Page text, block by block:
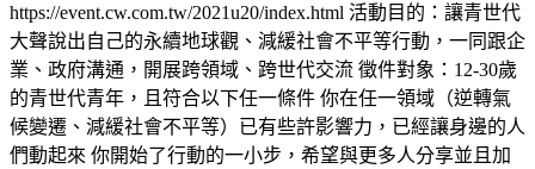
https://event.cw.com.tw/2021u20/index.html 活動目的：讓青世代
大聲說出自己的永續地球觀、減緩社會不平等行動，一同跟企
業、政府溝通，開展跨領域、跨世代交流 徵件對象：12-30歲
的青世代青年，且符合以下任一條件 你在任一領域（逆轉氣
候變遷、減緩社會不平等）已有些許影響力，已經讓身邊的人
們動起來 你開始了行動的一小步，希望與更多人分享並且加